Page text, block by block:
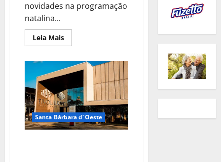
novidades na programação
natalina...
Leia Mais
Santa Bárbara d´Oeste